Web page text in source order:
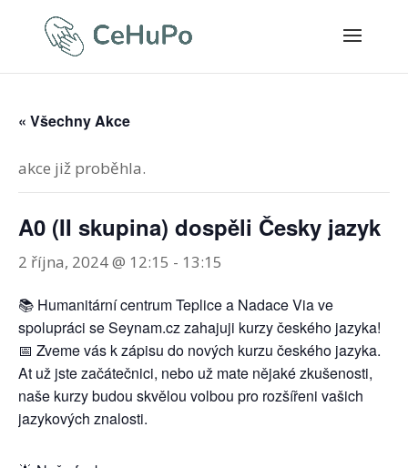
« Všechny Akce
akce již proběhla.
A0 (II skupina) dospěli Česky jazyk
2 října, 2024 @ 12:15 - 13:15
📚 Humanitární centrum Teplice a Nadace Via ve
spolupráci se Seynam.cz zahajuji kurzy českého jazyka!
📅 Zveme vás k zápisu do nových kurzu českého jazyka.
At už jste začátečnici, nebo už mate nějaké zkušenosti,
naše kurzy budou skvělou volbou pro rozšířeni vašich
jazykových znalosti.